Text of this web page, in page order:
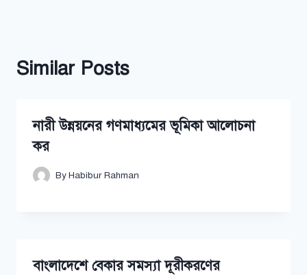
Similar Posts
নারী উন্নয়নের গণমাধ্যমের ভূমিকা আলোচনা
কর
ByHabibur Rahman
বাংলাদেশে বেকার সমস্যা দূরীকরণের